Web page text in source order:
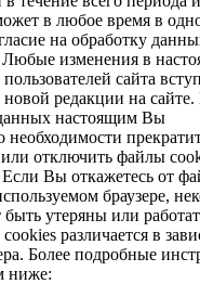
в любое время в
на обработку
Любые изменения в
сайта
редакции на сайте.
настоящим Вы
или отключить файлы
Если Вы откажетесь от
браузере,
утеряны или
различается в
Более подробные
ниже: